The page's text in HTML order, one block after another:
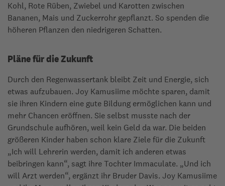
Kohl, Rote Rüben, Zwiebel und Karotten zwischen
Bananen, Mais und Zuckerrohr gepflanzt. So spenden die
höheren Pflanzen den niedrigeren Schatten.
Pläne für die Zukunft
Durch den Regenwassertank bleibt Zeit und Energie, sich
etwas aufzubauen. Joy Kamusiime möchte sparen, damit
sie ihren Kindern eine gute Bildung ermöglichen kann und
mehr Chancen eröffnen. Sie selbst musste nach der
Grundschule aufhören, weil kein Geld da war. Die beiden
größeren Kinder haben schon klare Ziele für die Zukunft
„Ich will Lehrerin werden, damit ich anderen etwas
beibringen kann“, sagt ihre Tochter Immaculate. „Und ich
will Arzt werden“, ergänzt ihr Bruder Davis. Joy Kamusiime